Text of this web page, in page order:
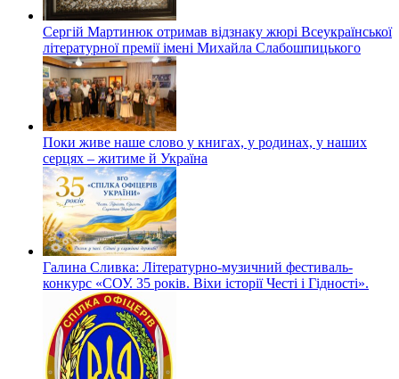
Сергій Мартинюк отримав відзнаку жюрі Всеукраїнської
літературної премії імені Михайла Слабошпицького
Поки живе наше слово у книгах, у родинах, у наших
серцях – житиме й Україна
Галина Сливка: Літературно-музичний фестиваль-
конкурс «СОУ. 35 років. Віхи історії Честі і Гідності».